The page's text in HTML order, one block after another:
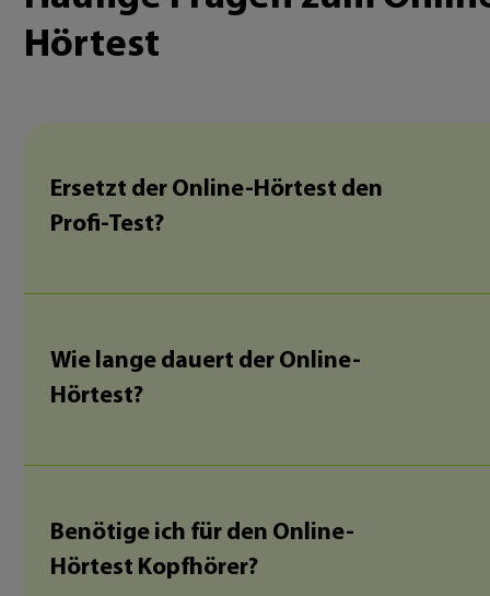
Hörtest
Ersetzt der Online-Hörtest den
Profi-Test?
Wie lange dauert der Online-
Hörtest?
Benötige ich für den Online-
Hörtest Kopfhörer?